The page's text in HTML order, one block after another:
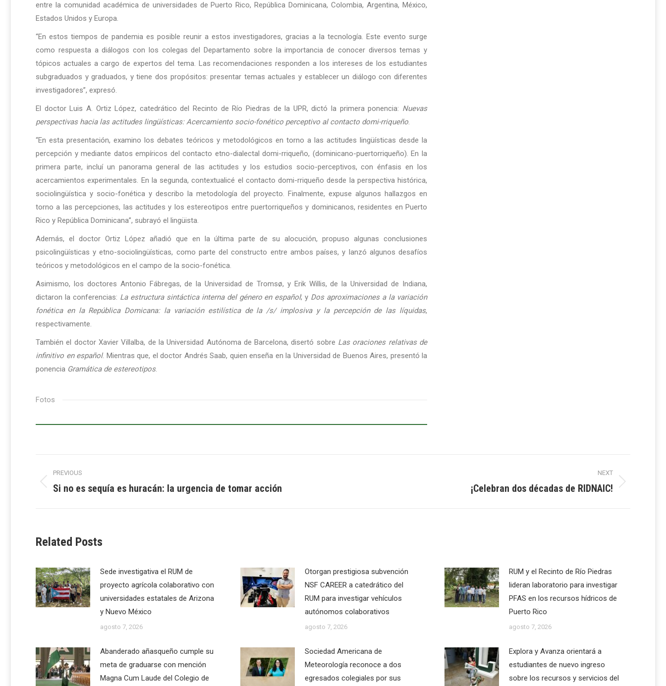
entre la comunidad académica de universidades de Puerto Rico, República Dominicana, Colombia, Argentina, México,
Estados Unidos y Europa.
“En estos tiempos de pandemia es posible reunir a estos investigadores, gracias a la tecnología. Este evento surge
como respuesta a diálogos con los colegas del Departamento sobre la importancia de conocer diversos temas y
tópicos actuales a cargo de expertos del tema. Las recomendaciones responden a los intereses de los estudiantes
subgraduados y graduados, y tiene dos propósitos: presentar temas actuales y establecer un diálogo con diferentes
investigadores”, expresó.
El doctor Luis A. Ortiz López, catedrático del Recinto de Río Piedras de la UPR, dictó la primera ponencia: Nuevas
perspectivas hacia las actitudes lingüísticas:Acercamiento socio-fonético perceptivo al contacto domi-rriqueño.
“En esta presentación, examino los debates teóricos y metodológicos en torno a las actitudes lingüísticas desde la
percepción y mediante datos empíricos del contacto etno-dialectal domi-rriqueño, (dominicano-puertorriqueño). En la
primera parte, incluí un panorama general de las actitudes y los estudios socio-perceptivos, con énfasis en los
acercamientos experimentales. En la segunda, contextualicé el contacto domi-rriqueño desde la perspectiva histórica,
sociolingüística y socio-fonética y describo la metodología del proyecto. Finalmente, expuse algunos hallazgos en
torno a las percepciones, las actitudes y los estereotipos entre puertorriqueños y dominicanos, residentes en Puerto
Rico y República Dominicana”, subrayó el lingüista.
Además, el doctor Ortiz López añadió que en la última parte de su alocución, propuso algunas conclusiones
psicolingüísticas y etno-sociolingüísticas, como parte del constructo entre ambos países, y lanzó algunos desafíos
teóricos y metodológicos en el campo de la socio-fonética.
Asimismo, los doctores Antonio Fábregas, de la Universidad de Tromsø, y Erik Willis, de la Universidad de Indiana,
dictaron la conferencias: La estructura sintáctica interna del género en español; y Dos aproximaciones a la variación
fonética en la República Domicana: la variación estilística de la /s/ implosiva y la percepción de las líquidas,
respectivamente.
También el doctor Xavier Villalba, de la Universidad Autónoma de Barcelona, disertó sobre Las oraciones relativas de
infinitivo en español. Mientras que, el doctor Andrés Saab, quien enseña en la Universidad de Buenos Aires, presentó la
ponencia Gramática de estereotipos.
Fotos
Post
navigation
PREVIOUS
Previous
Si no es sequía es huracán: la urgencia de tomar acción
NEXT
¡Celebran dos décadas de RIDNAIC!
Related Posts
Sede investigativa el RUM de
proyecto agrícola colaborativo con
universidades estatales de Arizona
y Nuevo México
agosto 7, 2026
Otorgan prestigiosa subvención
NSF CAREER a catedrático del
RUM para investigar vehículos
autónomos colaborativos
agosto 7, 2026
RUM y el Recinto de Río Piedras
lideran laboratorio para investigar
PFAS en los recursos hídricos de
Puerto Rico
agosto 7, 2026
Abanderado añasqueño cumple su
meta de graduarse con mención
Magna Cum Laude del Colegio de
Sociedad Americana de
Meteorología reconoce a dos
egresados colegiales por sus
Explora y Avanza orientará a
estudiantes de nuevo ingreso
sobre los recursos y servicios del